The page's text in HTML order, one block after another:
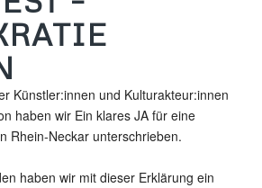
Künstler:innen und Kulturakteur:innen
haben wir Ein klares JA für eine
Rhein-Neckar unterschrieben.
haben wir mit dieser Erklärung ein